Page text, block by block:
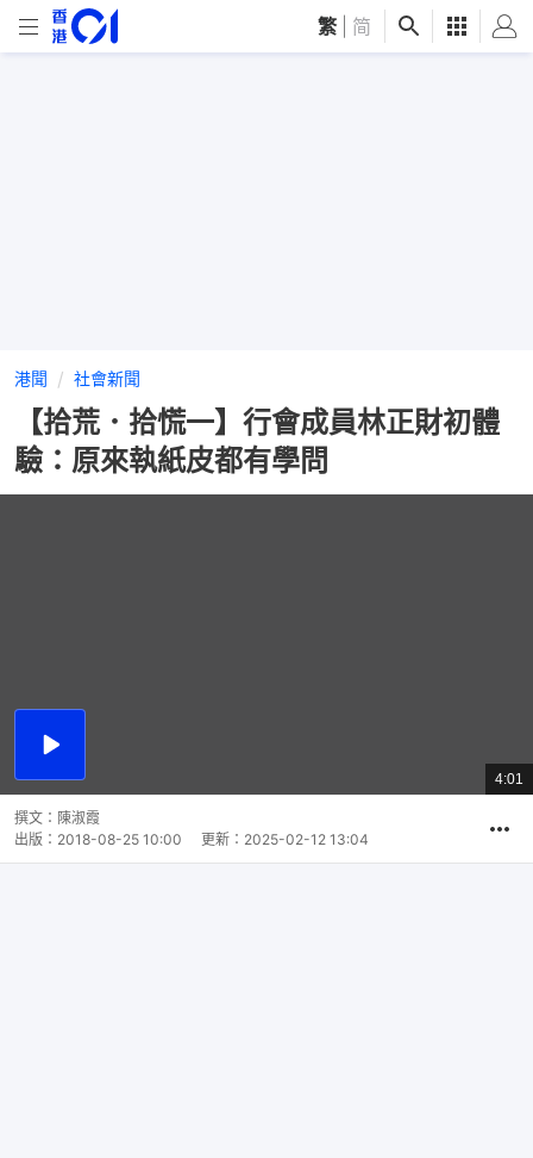
繁 简
港聞 社會新聞
【拾荒．拾慌一】行會成員林正財初體
驗：原來執紙皮都有學問
播
總
共
4:01
撰文： 陳淑霞
出版： 2018-08-25 10:00 更新： 2025-02-12 13:04